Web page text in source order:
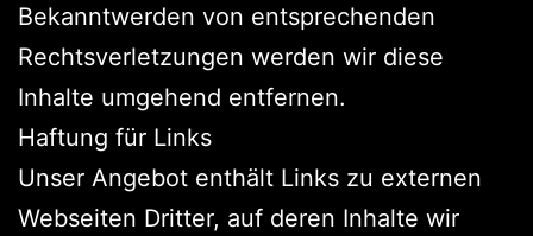
Bekanntwerden von entsprechenden
Rechtsverletzungen werden wir diese
Inhalte umgehend entfernen.
Haftung für Links
Unser Angebot enthält Links zu externen
Webseiten Dritter, auf deren Inhalte wir